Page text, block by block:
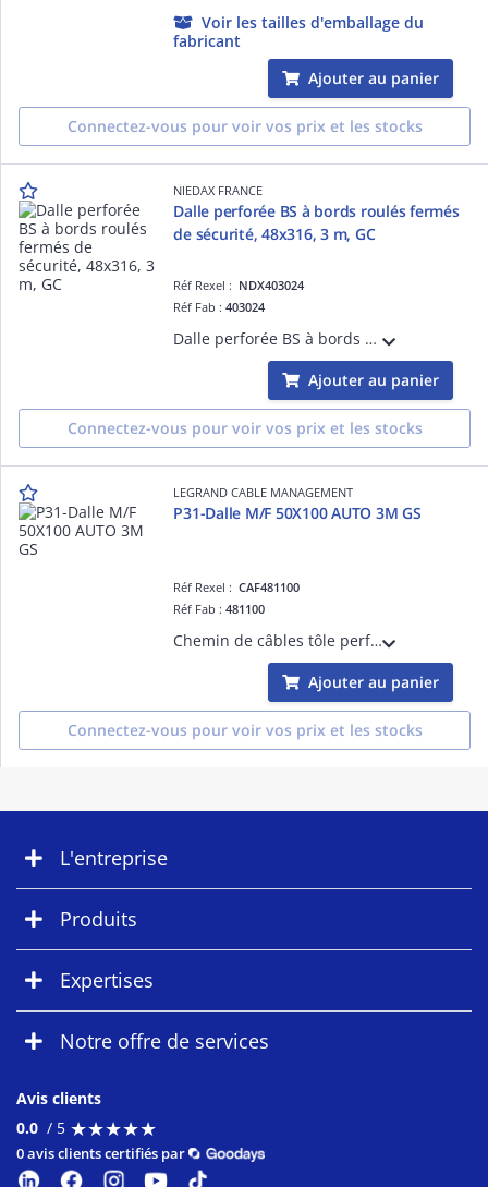
Voir les tailles d'emballage du
fabricant
Ajouter au panier
Connectez-vous pour voir vos prix et les stocks
NIEDAX FRANCE
Dalle perforée BS à bords roulés fermés
de sécurité, 48x316, 3 m, GC
Réf Rexel : NDX403024
Réf Fab :403024
Dalle perforée BS à bords roulés fermés de sécurité, hauteur 48 mm, largeur 316 mm, perforations oblongs 7x25 mm, longueur 3 m, finition GC.
Ajouter au panier
Connectez-vous pour voir vos prix et les stocks
LEGRAND CABLE MANAGEMENT
P31-Dalle M/F 50X100 AUTO 3M GS
Réf Rexel :CAF481100
Réf Fab :481100
Chemin de câbles tôle perforée avec bord sécurité P31 automatique Mâle/Femelle - hauteur 50mm, largeur 100mm et longueur 3m - finition GS
Ajouter au panier
Connectez-vous pour voir vos prix et les stocks
L'entreprise
Produits
Expertises
Notre offre de services
Avis clients
0.0 / 5 ★★★★★
★★★★★
0 avis clients certifiés par